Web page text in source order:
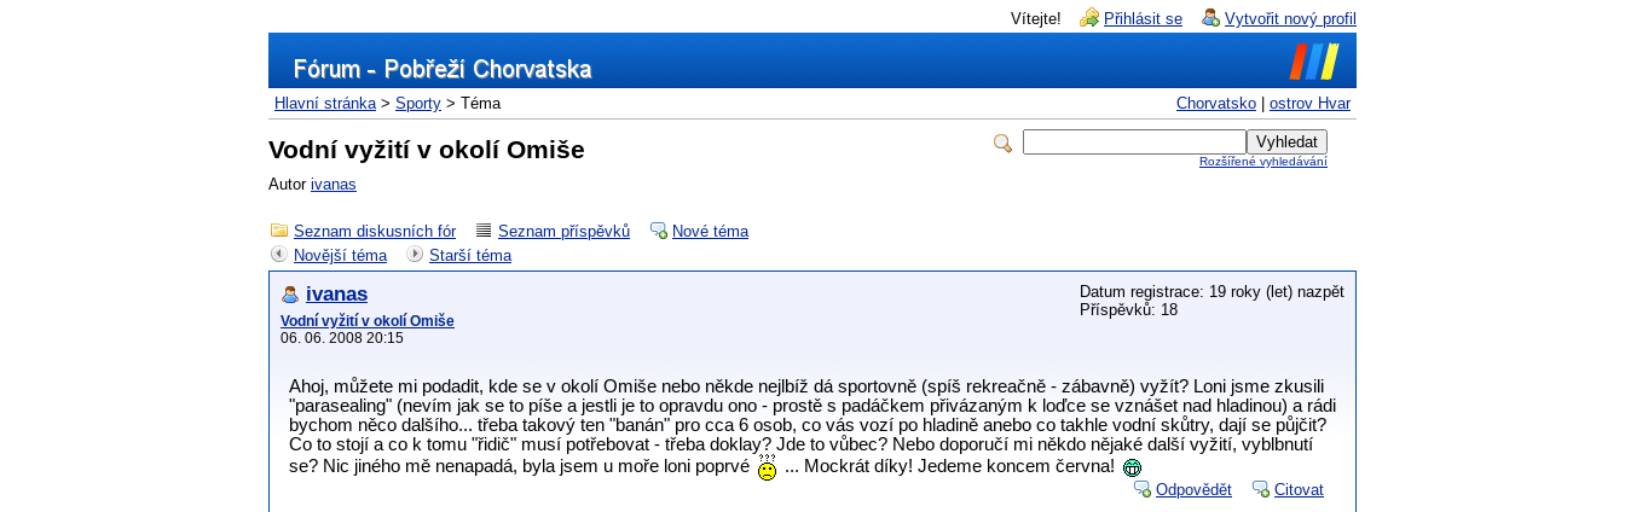
Vítejte! Přihlásit se Vytvořit nový profil
Chorvatsko ostrov Hvar
Hlavní stránka> Sporty > Téma
Rozšířené vyhledávání
Vodní vyžití v okolí Omiše
Autor ivanas
Seznam diskusních fór Seznam příspěvků
Nové téma
Novější téma
Starší téma
ivanas
Vodní vyžití v okolí Omiše
06. 06. 2008 20:15
Datum registrace: 19 roky (let) nazpět
Příspěvků: 18
Ahoj, můžete mi podadit, kde se v okolí Omiše nebo někde nejlbíž dá sportovně (spíš rekreačně - zábavně) vyžít? Loni jsme zkusili
"parasealing" (nevím jak se to píše a jestli je to opravdu ono - prostě s padáčkem přivázaným k loďce se vznášet nad hladinou) a rádi
bychom něco dalšího... třeba takový ten "banán" pro cca 6 osob, co vás vozí po hladině anebo co takhle vodní skůtry, dají se půjčit?
Co to stojí a co k tomu "řidič" musí potřebovat - třeba doklay? Jde to vůbec? Nebo doporučí mi někdo nějaké další vyžití, vyblbnutí
se? Nic jiného mě nenapadá, byla jsem u moře loni poprvé
... Mockrát díky! Jedeme koncem června!
Odpovědět Citovat